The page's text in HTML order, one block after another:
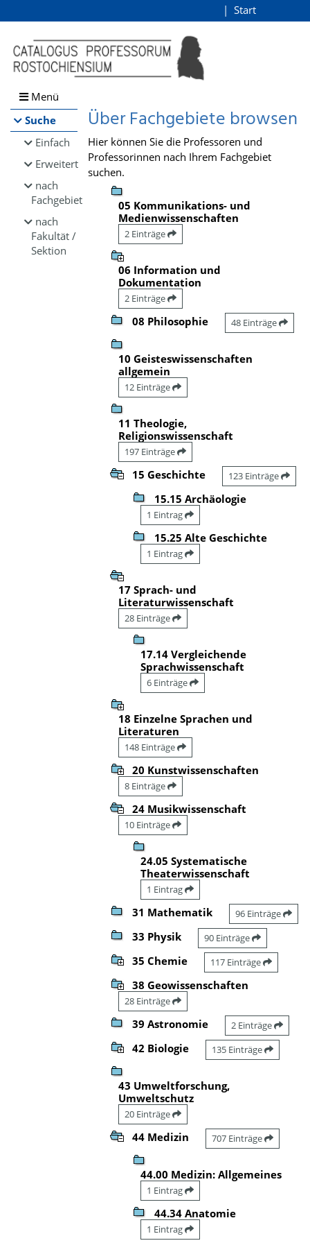
Browsen
direkt zum Inhalt
Start
Menü
Suche
Einfach
Erweitert
nach
Fachgebiet
nach
Fakultät /
Sektion
Über Fachgebiete browsen
Hier können Sie die Professoren und
Professorinnen nach Ihrem Fachgebiet
suchen.
05 Kommunikations- und
Medienwissenschaften
2 Einträge
06 Information und
Dokumentation
2 Einträge
08 Philosophie 48 Einträge
10 Geisteswissenschaften
allgemein
12 Einträge
11 Theologie,
Religionswissenschaft
197 Einträge
15 Geschichte 123 Einträge
15.15 Archäologie
1 Eintrag
15.25 Alte Geschichte
1 Eintrag
17 Sprach- und
Literaturwissenschaft
28 Einträge
17.14 Vergleichende
Sprachwissenschaft
6 Einträge
18 Einzelne Sprachen und
Literaturen
148 Einträge
20 Kunstwissenschaften
8 Einträge
24 Musikwissenschaft
10 Einträge
24.05 Systematische
Theaterwissenschaft
1 Eintrag
31 Mathematik 96 Einträge
33 Physik 90 Einträge
35 Chemie 117 Einträge
38 Geowissenschaften
28 Einträge
39 Astronomie 2 Einträge
42 Biologie 135 Einträge
43 Umweltforschung,
Umweltschutz
20 Einträge
44 Medizin 707 Einträge
44.00 Medizin: Allgemeines
1 Eintrag
44.34 Anatomie
1 Eintrag